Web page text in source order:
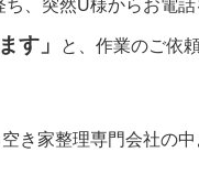
、突然U様からお電話
す」
と、作業のご依
き家整理専門会社の